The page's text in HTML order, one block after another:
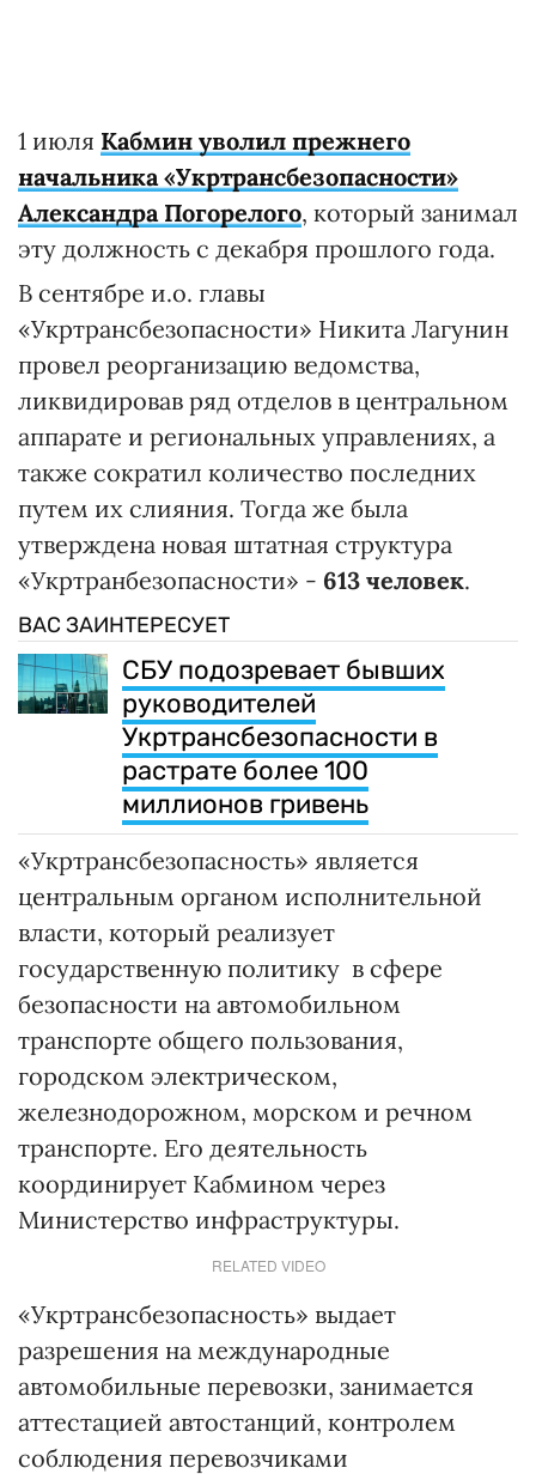
1 июля Кабмин уволил прежнего
начальника «Укртрансбезопасности»
Александра Погорелого, который занимал
эту должность с декабря прошлого года.
В сентябре и.о. главы
«Укртрансбезопасности» Никита Лагунин
провел реорганизацию ведомства,
ликвидировав ряд отделов в центральном
аппарате и региональных управлениях, а
также сократил количество последних
путем их слияния. Тогда же была
утверждена новая штатная структура
«Укртранбезопасности» - 613 человек.
ВАС ЗАИНТЕРЕСУЕТ
СБУ подозревает бывших
руководителей
Укртрансбезопасности в
растрате более 100
миллионов гривень
«Укртрансбезопасность» является
центральным органом исполнительной
власти, который реализует
государственную политику в сфере
безопасности на автомобильном
транспорте общего пользования,
городском электрическом,
железнодорожном, морском и речном
транспорте. Его деятельность
координирует Кабмином через
Министерство инфраструктуры.
RELATED VIDEO
«Укртрансбезопасность» выдает
разрешения на международные
автомобильные перевозки, занимается
аттестацией автостанций, контролем
соблюдения перевозчиками